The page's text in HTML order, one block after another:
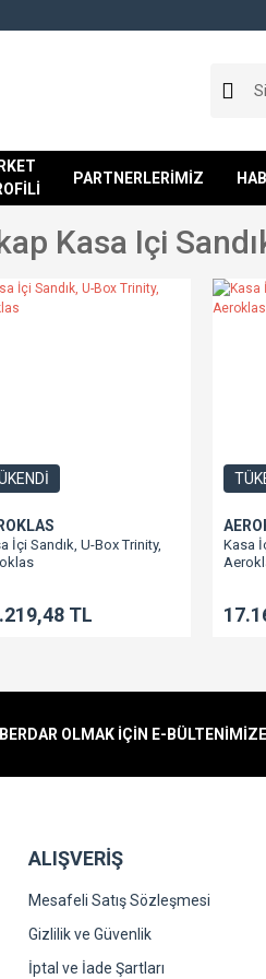
PARTNERLERİMİZ
Kasa Içi
İçi Sandık, U-Box Trinity,
TL
Kasa
OLMAK İÇİN E-
ALIŞVERİŞ
Mesafeli Satış Sözleşmesi
Gizlilik ve Güvenlik
İptal ve İade Şartları